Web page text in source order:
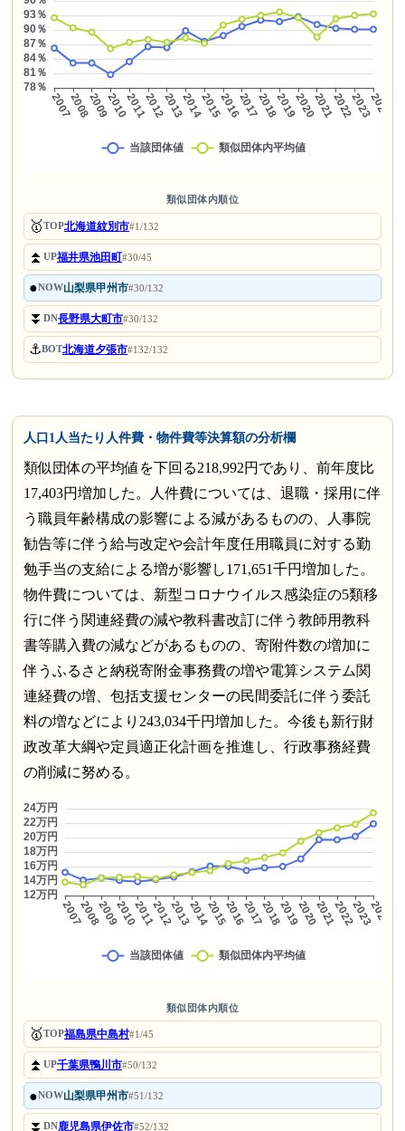
類似団体内順位
🥇TOP北海道紋別市#1/132
⏫UP福井県池田町#30/45
●NOW山梨県甲州市#30/132
⏬DN長野県大町市#30/132
⚓BOT北海道夕張市#132/132
人口1人当たり人件費・物件費等決算額の分析欄
類似団体の平均値を下回る218,992円であり、前年度比
17,403円増加した。人件費については、退職・採用に伴
う職員年齢構成の影響による減があるものの、人事院
勧告等に伴う給与改定や会計年度任用職員に対する勤
勉手当の支給による増が影響し171,651千円増加した。
物件費については、新型コロナウイルス感染症の5類移
行に伴う関連経費の減や教科書改訂に伴う教師用教科
書等購入費の減などがあるものの、寄附件数の増加に
伴うふるさと納税寄附金事務費の増や電算システム関
連経費の増、包括支援センターの民間委託に伴う委託
料の増などにより243,034千円増加した。今後も新行財
政改革大綱や定員適正化計画を推進し、行政事務経費
の削減に努める。
類似団体内順位
🥇TOP福島県中島村#1/45
⏫UP千葉県鴨川市#50/132
●NOW山梨県甲州市#51/132
⏬DN鹿児島県伊佐市#52/132